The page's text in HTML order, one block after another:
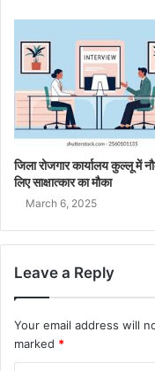
जिला रोजगार कार्यालय कुल्लू में
लिए साक्षात्कार का मौका
March 6, 2025
Leave a Reply
Your email address will
marked *